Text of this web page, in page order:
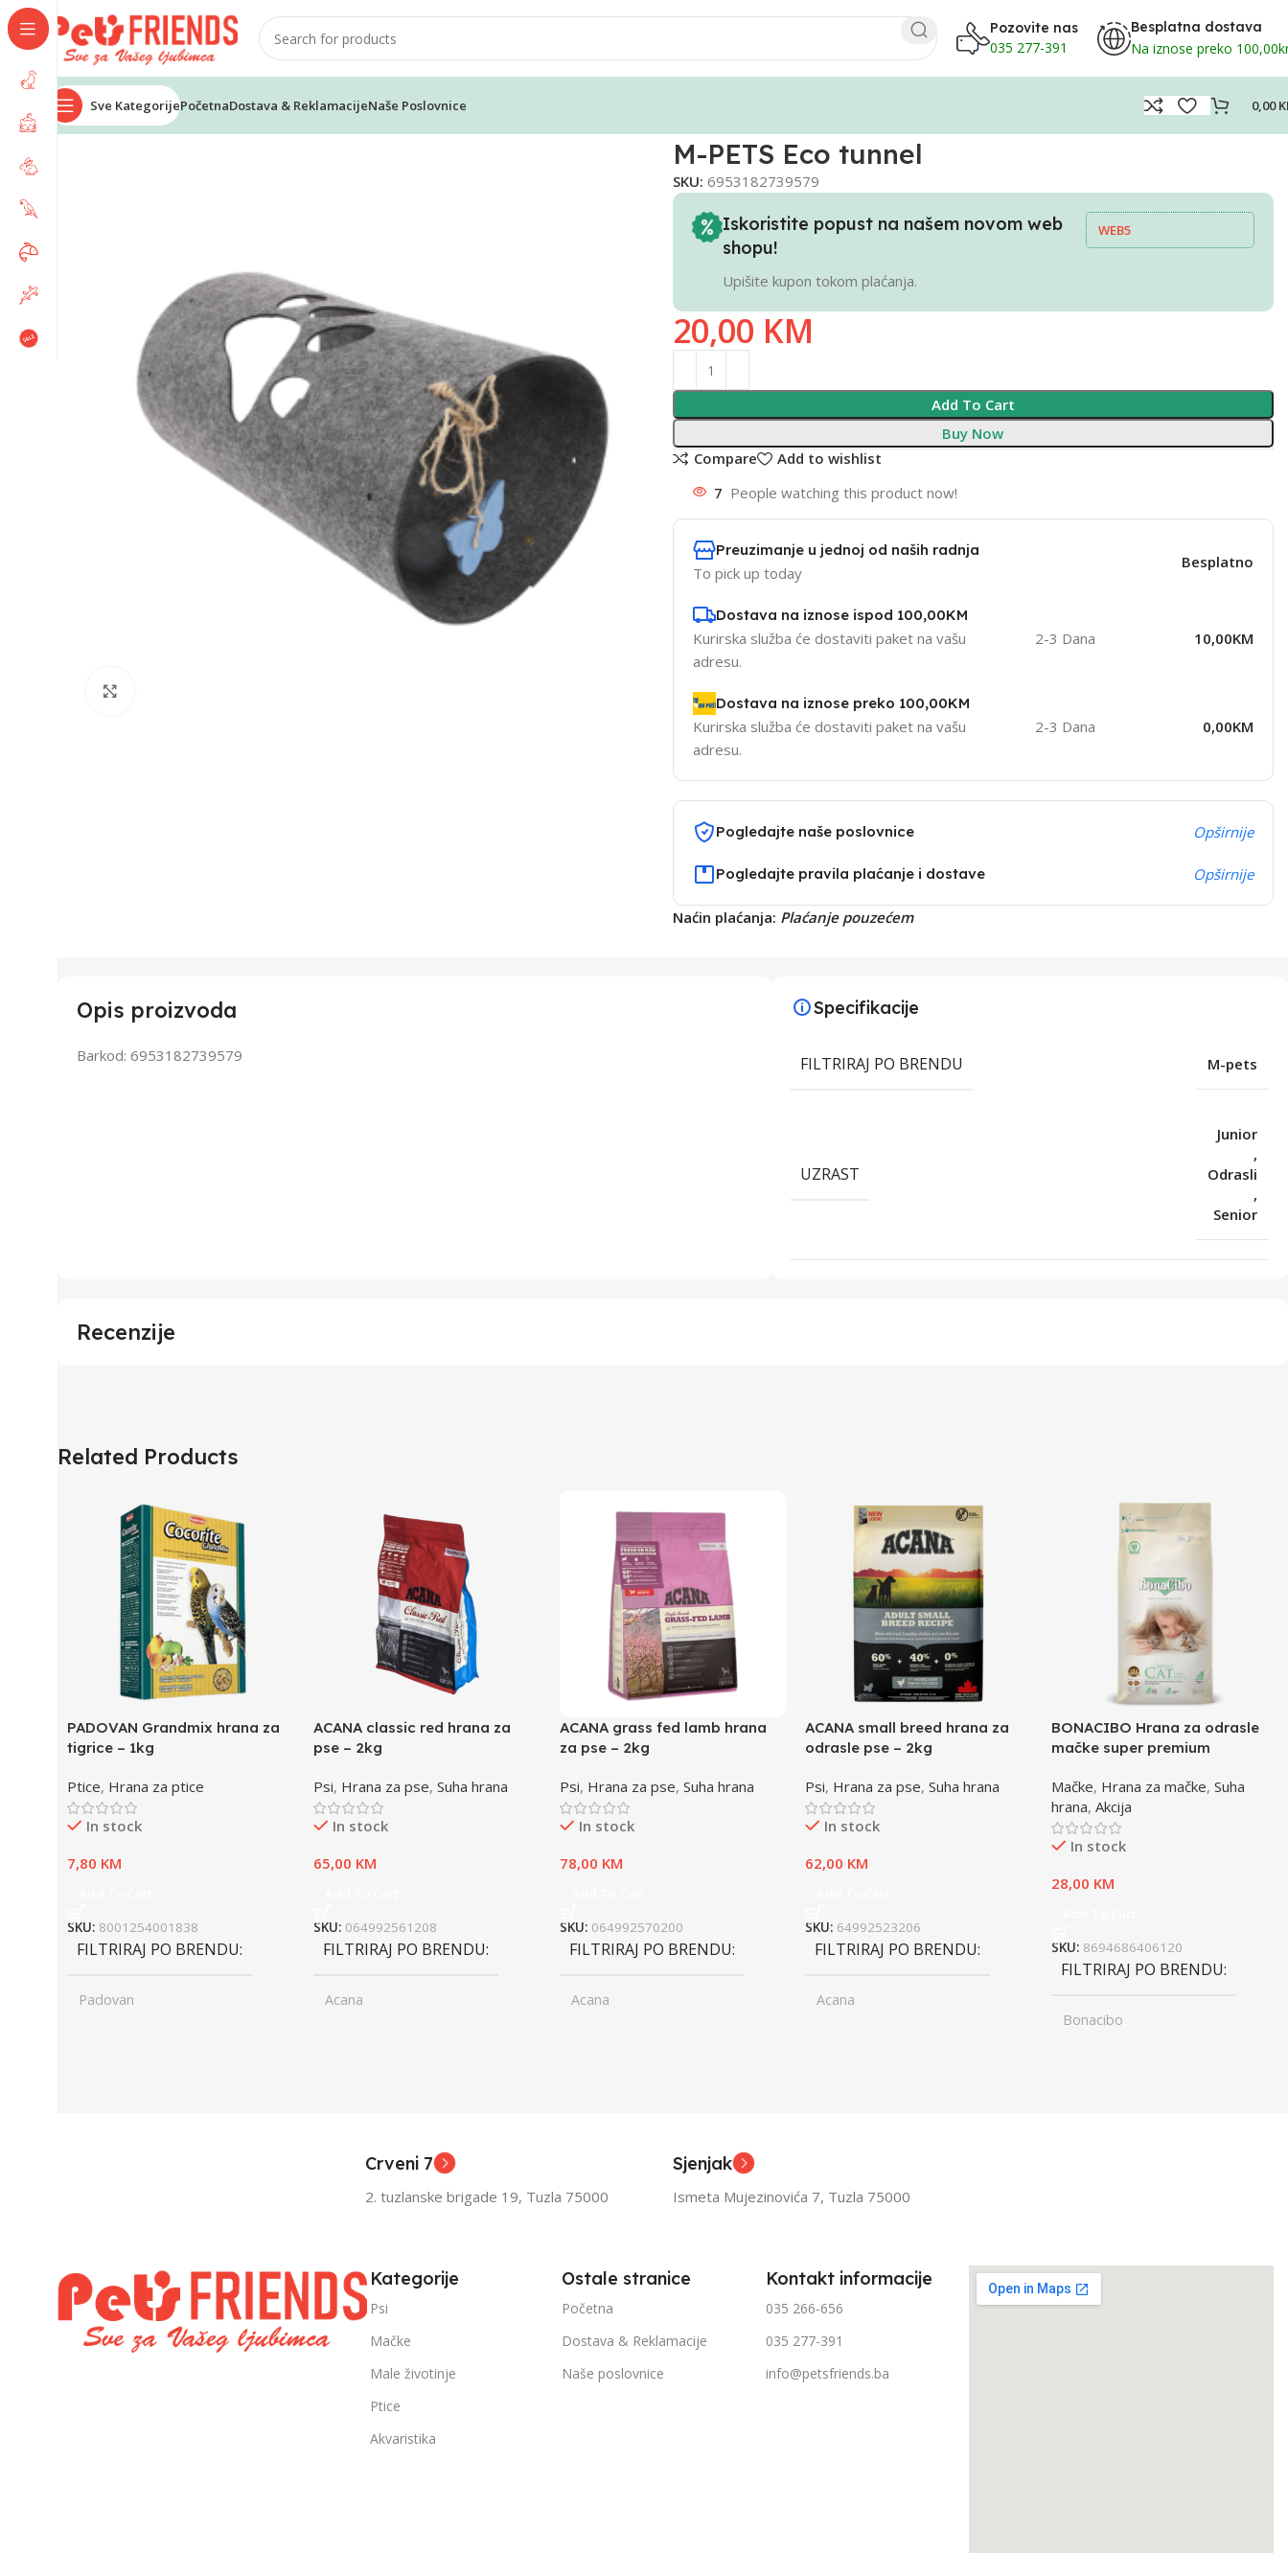
Pozovite nas
035 277-391
Besplatna dostava
Na iznose preko
Sve KategorijePočetnaDostava & ReklamacijeNaše Poslovnice 0,00
Home Mačke Kreveti
M-PETS Eco tunnel
SKU: 6953182739579
Iskoristite popust na našem novom web
shopu!
Upišite kupon tokom plaćanja.
WEB5
20,00 KM
Add To Cart
Buy Now
Compare
Add to wishlist
7 People watching this product now!
Preuzimanje u jednoj od naših radnja
To pick up today
Besplatno
Dostava na iznose ispod 100,00KM
Kurirska služba će dostaviti paket na vašu
adresu.
2-3 Dana 10,00KM
Dostava na iznose preko 100,00KM
Kurirska služba će dostaviti paket na vašu
adresu.
2-3 Dana 0,00KM
Pogledajte naše poslovnice Opširnije
Pogledajte pravila plaćanje i dostave Opširnije
Naćin plaćanja: Plaćanje pouzećem
Opis proizvoda
Barkod: 6953182739579
Specifikacije
FILTRIRAJ PO BRENDU M-pets
UZRAST
Junior
,
Odrasli
,
Senior
Recenzije
Related Products
PADOVAN Grandmix hrana za
tigrice – 1kg
Ptice, Hrana za ptice
In stock
7,80 KM
SKU: 8001254001838
FILTRIRAJ PO BRENDU
Padovan
ACANA classic red hrana za
pse – 2kg
Psi, Hrana za pse, Suha hrana
In stock
65,00 KM
SKU: 064992561208
FILTRIRAJ PO BRENDU
Acana
FILTRIRAJ PO TEŽINI
ACANA grass fed lamb hrana
za pse – 2kg
Psi, Hrana za pse, Suha hrana
In stock
78,00 KM
SKU: 064992570200
FILTRIRAJ PO BRENDU
Acana
FILTRIRAJ PO TEŽINI
ACANA small breed hrana za
odrasle pse – 2kg
Psi, Hrana za pse,Suha hrana
In stock
62,00 KM
SKU: 64992523206
FILTRIRAJ PO BRENDU
Acana
BONACIBO Hrana za odrasle
mačke super premium
Mačke, Hrana za mačke,Suha
hrana,Akcija
In stock
28,00 KM
SKU: 8694686406120
FILTRIRAJ PO BRENDU
Bonacibo
Crveni 7
2. tuzlanske brigade 19, Tuzla 75000
Sjenjak
Ismeta Mujezinovića 7, Tuzla 75000
Kategorije
Psi
Mačke
Male životinje
Ptice
Akvaristika
Ostale stranice
Početna
Dostava & Reklamacije
Naše poslovnice
Kontakt informacije
035 266-656
035 277-391
info@petsfriends.ba